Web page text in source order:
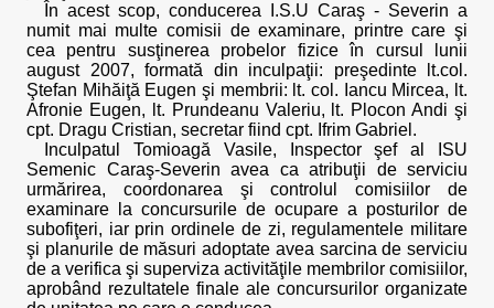
În acest scop, conducerea I.S.U Caraş - Severin a
numit mai multe comisii de examinare, printre care şi
cea pentru susţinerea probelor fizice în cursul lunii
august 2007, formată din inculpaţii: preşedinte lt.col.
Ştefan Mihăiţă Eugen şi membrii: lt. col. Iancu Mircea, lt.
Afronie Eugen, lt. Prundeanu Valeriu, lt. Plocon Andi şi
cpt. Dragu Cristian, secretar fiind cpt. Ifrim Gabriel.
Inculpatul Tomioagă Vasile, Inspector şef al ISU
Semenic Caraş-Severin avea ca atribuţii de serviciu
urmărirea, coordonarea şi controlul comisiilor de
examinare la concursurile de ocupare a posturilor de
subofiţeri, iar prin ordinele de zi, regulamentele militare
şi planurile de măsuri adoptate avea sarcina de serviciu
de a verifica şi superviza activităţile membrilor comisiilor,
aprobând rezultatele finale ale concursurilor organizate